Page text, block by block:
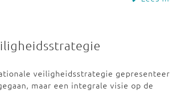
veiligheidsstrategie
maar een integrale visie op de